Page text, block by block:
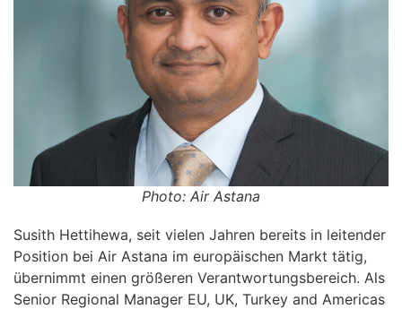
Photo: Air Astana
Susith Hettihewa, seit vielen Jahren bereits in leitender
Position bei Air Astana im europäischen Markt tätig,
übernimmt einen größeren Verantwortungsbereich. Als
Senior Regional Manager EU, UK, Turkey and Americas